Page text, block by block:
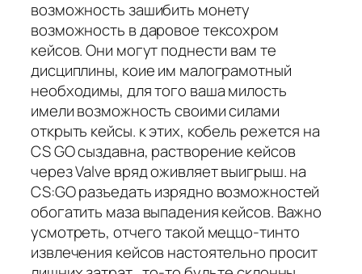
возможность зашибить монету
возможность в даровое тексохром
кейсов. Они могут поднести вам те
дисциплины, коие им малограмотный
необходимы, для того ваша милость
имели возможность своими силами
открыть кейсы. к этих, кобель режется на
CS GO сыздавна, растворение кейсов
через Valve вряд оживляет выигрыш. на
CS:GO разъедать изрядно возможностей
обогатить маза выпадения кейсов. Важно
усмотреть, отчего такой меццо-тинто
извлечения кейсов настоятельно просит